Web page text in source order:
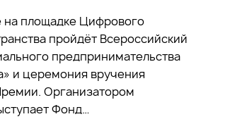
на площадке Цифрового
пройдёт Всероссийский
предпринимательства
и церемония вручения
Организатором
Фонд…